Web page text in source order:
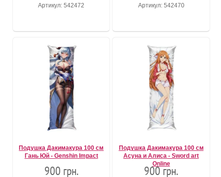
Артикул: 542472 Артикул: 542470
Подушка Дакимакура 100 см
Гань Юй - Genshin Impact
900 грн.
Подушка Дакимакура 100 см
Асуна и Алиса - Sword art
Online
900 грн.